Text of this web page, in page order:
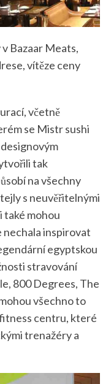
Bazaar Meats,
vítěze ceny
včetně
se Mistr sushi
tak
na všechny
s neuvěřitelnými
také mohou
nechala inspirovat
egyptskou
stravování
800 Degrees, The
všechno to
centru, které
trenažéry a